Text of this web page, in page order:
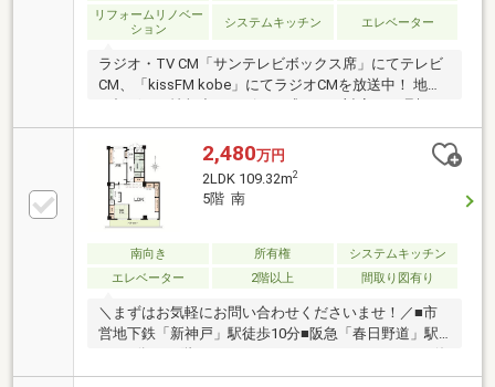
リフォームリノベー
ション
システムキッチン エレベーター
ラジオ・TV CM「サンテレビボックス席」にてテレビ
CM、「kissFM kobe」にてラジオCMを放送中！ 地域
住まい探しをサポート致します♪
2,480万円
2LDK 109.32m2
5階 南
南向き 所有権
システムキッチン
エレベーター
2階以上 間取り図有り
＼まずはお気軽にお問い合わせくださいませ！／■市
営地下鉄「新神戸」駅徒歩10分■阪急「春日野道」駅
える広々LDK！床材は、調湿作用があり、足触りの良